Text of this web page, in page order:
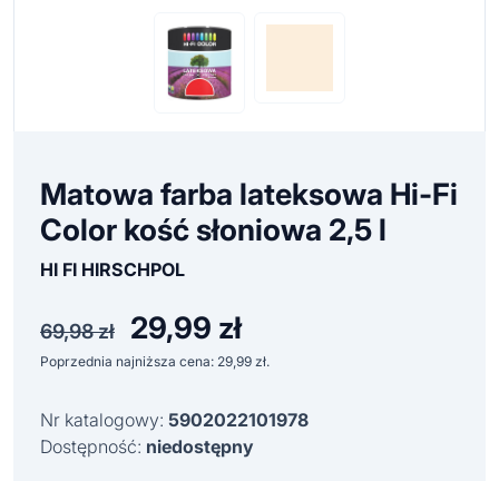
Matowa farba lateksowa Hi-Fi
Color kość słoniowa 2,5 l
HI FI HIRSCHPOL
69,98zł
Pierwotna
cena
wynosiła:
29,99 złAktualna
Poprzednia najniższa cena: 29,99 zł.
Nr katalogowy: 5902022101978
Dostępność: niedostępny